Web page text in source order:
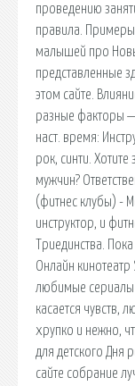
проведению
правила.
малышей про
представленные
этом сайте.
разные факторы
наст. время:
рок, синти.
мужчин?
(фитнес клубы) -
инструктор, и
Триединства.
Онлайн
любимые сериалы
касается чувств,
хрупко и нежно,
для детского Дня
сайте собрание